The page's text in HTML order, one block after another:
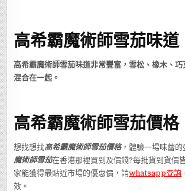
高希霸魔術師雪茄味道
高希霸魔術師雪茄味道非常豐富，雪松、橡木、
混合在一起。
高希霸魔術師雪茄價格
想找想找高希霸魔術師雪茄價格，體驗一場味蕾的
魔術師雪茄在香港那裡買到及價錢?每批貨到貨價
家能獲得最貼近市場的優惠價，請whatsapp查詢
效。